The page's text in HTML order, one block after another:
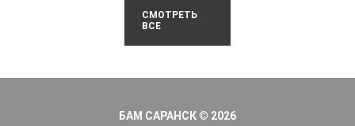
СМОТРЕТЬ
ВСЕ
БАМ САРАНСК © 2026